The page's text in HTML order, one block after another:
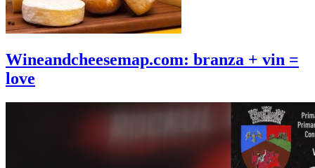
Wineandcheesemap.com: branza + vin =
love